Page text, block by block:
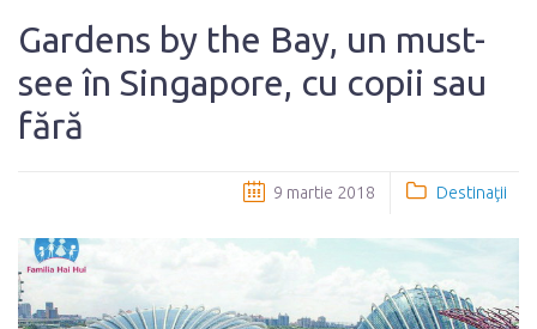
Gardens by the Bay, un must-
see în Singapore, cu copii sau
fără
9 martie 2018 Destinaţii